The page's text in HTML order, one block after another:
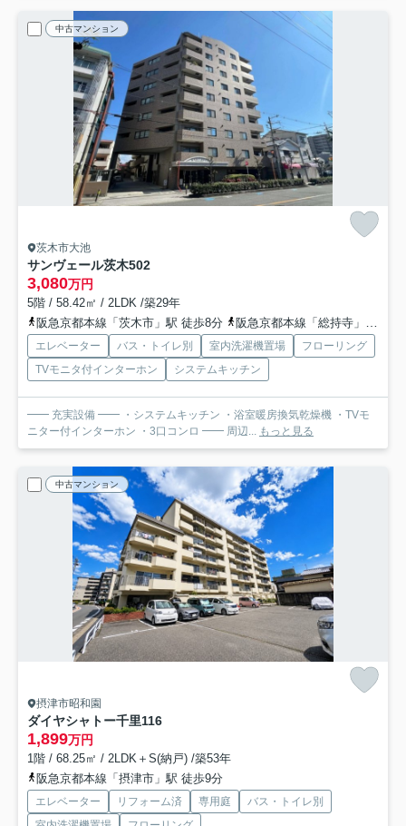
中古マンション
茨木市大池
サンヴェール茨木502
3,080万円
5階 / 58.42㎡ / 2LDK /築29年
阪急京都本線「茨木市」駅 徒歩8分
阪急京都本線「総持寺」駅 徒歩25分
エレベーター バス・トイレ別 室内洗濯機置場
フローリング
TVモニタ付インターホン
システムキッチン
━━ 充実設備 ━━ ・システムキッチン ・浴室暖房換気乾燥機 ・TVモ
ニター付インターホン ・3口コンロ ━━ 周辺... もっと見る
中古マンション
摂津市昭和園
ダイヤシャトー千里116
1,899万円
1階 / 68.25㎡ / 2LDK＋S(納戸) /築53年
阪急京都本線「摂津市」駅 徒歩9分
エレベーター リフォーム済 専用庭
バス・トイレ別